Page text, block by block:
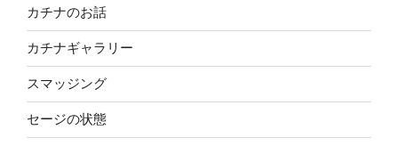
カチナのお話
カチナギャラリー
スマッジング
セージの状態